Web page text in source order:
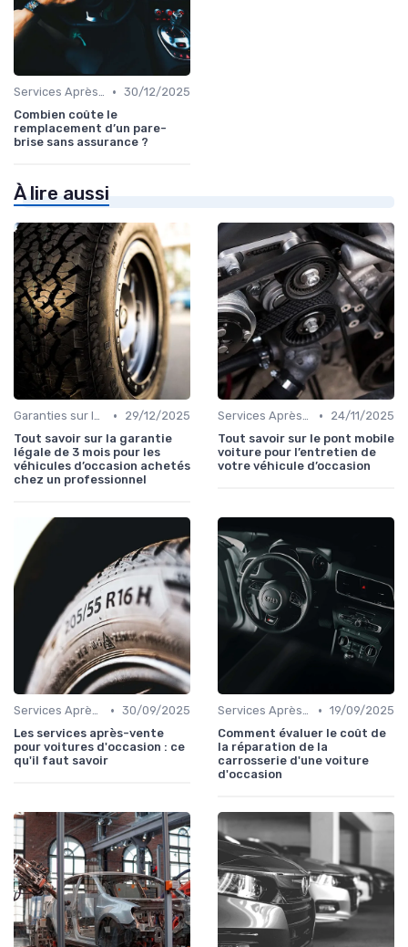
Services Après-Vente • 30/12/2025
Combien coûte le
remplacement d’un pare-
brise sans assurance ?
À lire aussi
Garanties sur les Voitures d'Occasion •
29/12/2025
Tout savoir sur la garantie
légale de 3 mois pour les
véhicules d’occasion achetés
chez un professionnel
Services Après-Vente •
24/11/2025
Tout savoir sur le pont mobile
voiture pour l’entretien de
votre véhicule d’occasion
Services Après-Vente • 30/09/2025
Les services après-vente
pour voitures d'occasion : ce
qu'il faut savoir
Services Après-Vente • 19/09/2025
Comment évaluer le coût de
la réparation de la
carrosserie d'une voiture
d'occasion